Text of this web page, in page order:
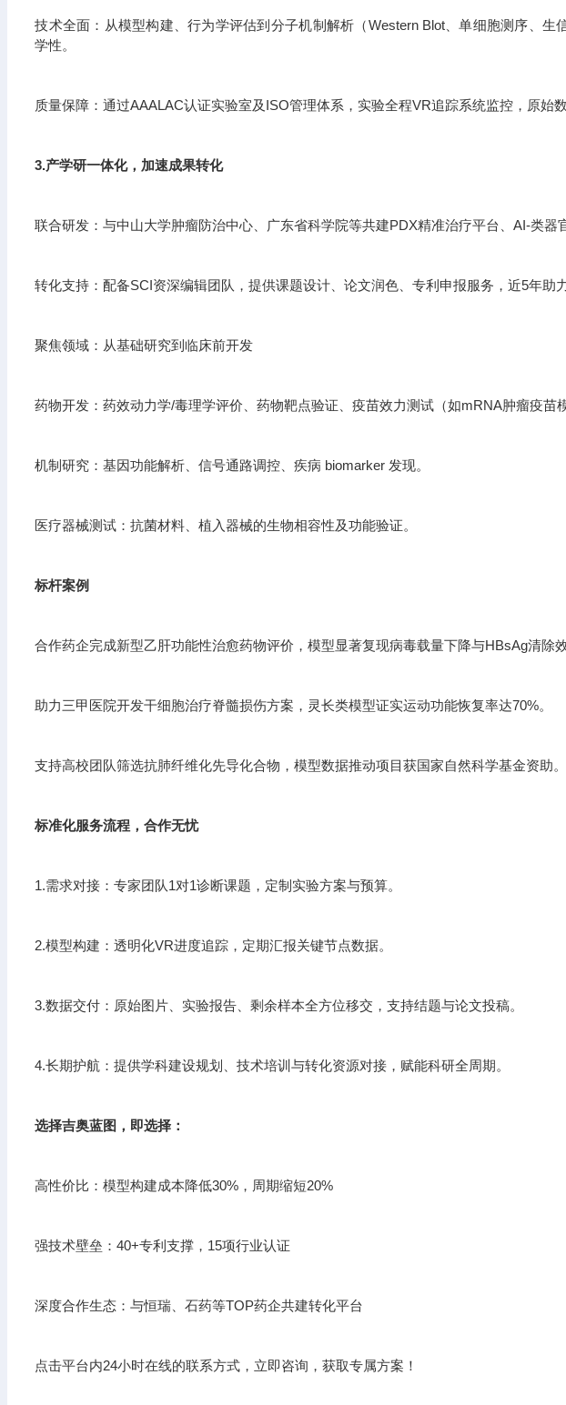
技术全面：从模型构建、行为学评估到分子机制解析（Western Blot、单细胞测序、
学性。
质量保障：通过AAALAC认证实验室及ISO管理体系，实验全程VR追踪系统监控，原始数
3.产学研一体化，加速成果转化
联合研发：与中山大学肿瘤防治中心、广东省科学院等共建PDX精准治疗平台、AI-类器
转化支持：配备SCI资深编辑团队，提供课题设计、论文润色、专利申报服务，近5年助
聚焦领域：从基础研究到临床前开发
药物开发：药效动力学/毒理学评价、药物靶点验证、疫苗效力测试（如mRNA肿瘤疫苗
机制研究：基因功能解析、信号通路调控、疾病 biomarker 发现。
医疗器械测试：抗菌材料、植入器械的生物相容性及功能验证。
标杆案例
合作药企完成新型乙肝功能性治愈药物评价，模型显著复现病毒载量下降与HBsAg清除效
助力三甲医院开发干细胞治疗脊髓损伤方案，灵长类模型证实运动功能恢复率达70%。
支持高校团队筛选抗肺纤维化先导化合物，模型数据推动项目获国家自然科学基金资助。
标准化服务流程，合作无忧
1.需求对接：专家团队1对1诊断课题，定制实验方案与预算。
2.模型构建：透明化VR进度追踪，定期汇报关键节点数据。
3.数据交付：原始图片、实验报告、剩余样本全方位移交，支持结题与论文投稿。
4.长期护航：提供学科建设规划、技术培训与转化资源对接，赋能科研全周期。
选择吉奥蓝图，即选择：
高性价比：模型构建成本降低30%，周期缩短20%
强技术壁垒：40+专利支撑，15项行业认证
深度合作生态：与恒瑞、石药等TOP药企共建转化平台
点击平台内24小时在线的联系方式，立即咨询，获取专属方案！